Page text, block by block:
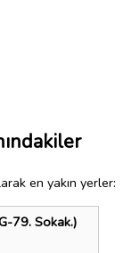
en yakın yerler:
79. Sokak.)